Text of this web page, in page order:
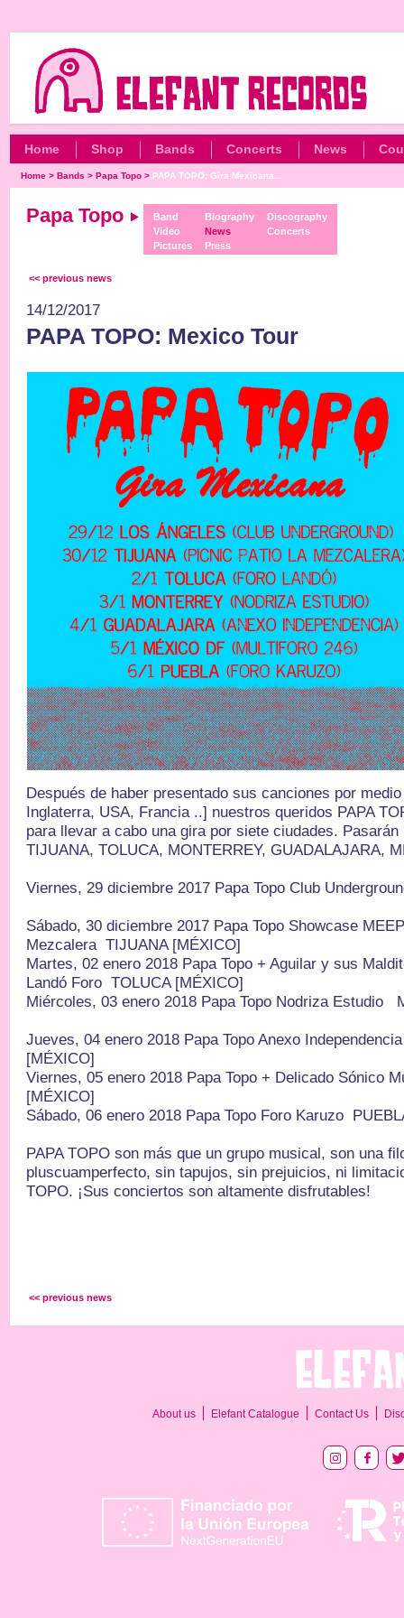
Home Shop Bands Concerts News
Home >Bands >Papa Topo > PAPA TOPO: Gira Mexicana...
Papa Topo
Band
Video
Pictures
Biography
News
Press
Discography
Concerts
<< previous news
14/12/2017
PAPA TOPO: Mexico Tour
Después de haber presentado sus canciones por
Inglaterra, USA, Francia ..] nuestros queridos PAPA
para llevar a cabo una gira por siete ciudades. Pasarán
TIJUANA, TOLUCA, MONTERREY, GUADALAJARA,
Viernes, 29 diciembre 2017 Papa Topo Club
Sábado, 30 diciembre 2017 Papa Topo Showcase
Mezcalera TIJUANA [MÉXICO]
Martes, 02 enero 2018 Papa Topo + Aguilar y sus
Landó Foro TOLUCA [MÉXICO]
Miércoles, 03 enero 2018 Papa Topo Nodriza Estudio
Jueves, 04 enero 2018 Papa Topo Anexo
[MÉXICO]
Viernes, 05 enero 2018 Papa Topo + Delicado Sónico
[MÉXICO]
Sábado, 06 enero 2018 Papa Topo Foro Karuzo
PAPA TOPO son más que un grupo musical, son una
pluscuamperfecto, sin tapujos, sin prejuicios, ni
TOPO. ¡Sus conciertos son altamente disfrutables!
<< previous news
About us Elefant Catalogue Contact Us